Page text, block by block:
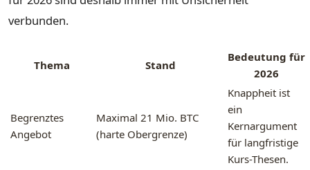
verbunden.
Thema Stand
Bedeutung für
2026
Begrenztes
Angebot
Maximal 21 Mio. BTC
(harte Obergrenze)
Knappheit ist
ein
Kernargument
für langfristige
Kurs-Thesen.